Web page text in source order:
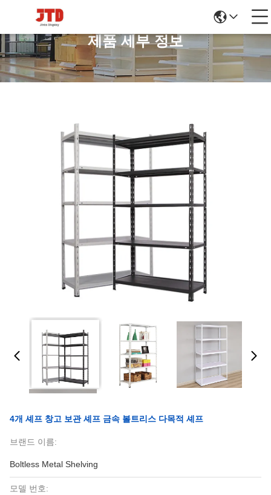
제품 세부 정보
4개 셰프 창고 보관 셰프 금속 볼트리스 다목적 셰프
브랜드 이름:
Boltless Metal Shelving
모델 번호: